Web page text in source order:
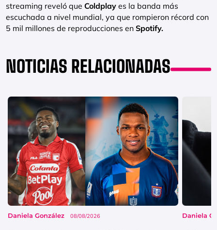
streaming reveló que Coldplay es la banda más
escuchada a nivel mundial, ya que rompieron récord con
5 mil millones de reproducciones en Spotify.
NOTICIAS RELACIONADAS
Daniela González 08/08/2026 Daniela